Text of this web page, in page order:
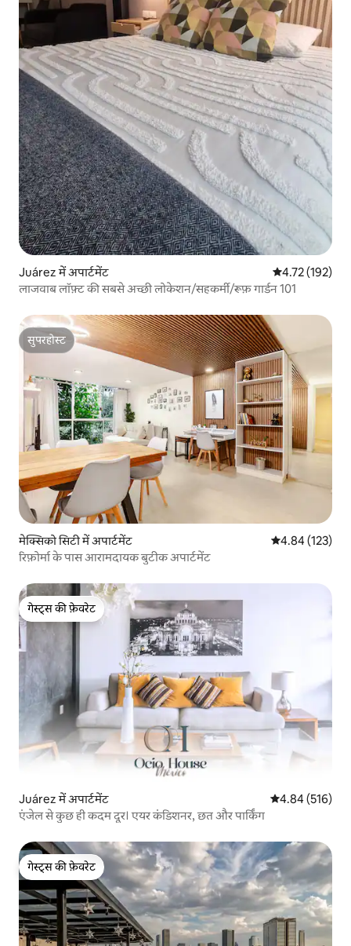
Juárez में अपार्टमेंट औसत रेटिंग 5 में से
4.72 (192)
लाजवाब लॉफ़्ट की सबसे अच्छी लोकेशन/सहकर्मी/रूफ़ गार्डन 101
सुपरहोस्ट
सुपरहोस्ट
मेक्सिको सिटी में अपार्टमेंट औसत रेटिंग 5 में से
4.84 (123)
रिफ़ोर्मा के पास आरामदायक बुटीक अपार्टमेंट
गेस्ट्स की फ़ेवरेट
गेस्ट्स की फ़ेवरेट
Juárez में अपार्टमेंट औसत रेटिंग 5 में से
4.84 (516)
एंजेल से कुछ ही कदम दूर। एयर कंडिशनर, छत और पार्किंग
गेस्ट्स की फ़ेवरेट
गेस्ट्स की फ़ेवरेट